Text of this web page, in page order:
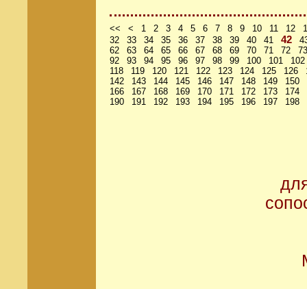
<< < 1 2 3 4 5 6 7 8 9 10 11 12
32
33 34 35 36 37 38 39 40 41 42
62
63 64 65 66 67 68 69 70 71 72
73
92
93 94 95 96 97 98 99 100 101
102
118
119 120 121 122 123 124 125 126
142
143 144 145 146 147 148 149
150
166
167 168 169 170 171 172 173
174
190
191 192 193 194 195 196 197 198